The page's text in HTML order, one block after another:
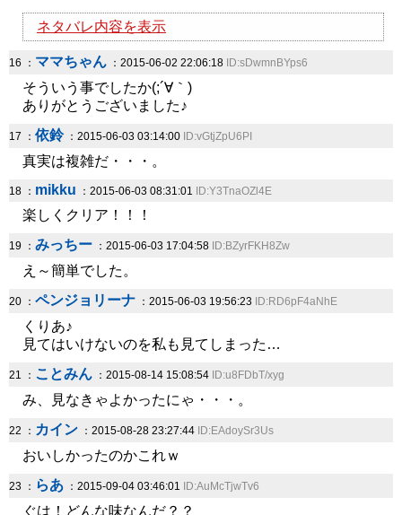
ネタバレ内容を表示
16 ： ママちゃん ：2015-06-02 22:06:18 ID:sDwmnBYps6
そういう事でしたか(;´∀｀)
ありがとうございました♪
17 ： 依鈴：2015-06-03 03:14:00 ID:vGtjZpU6PI
真実は複雑だ・・・。
18 ： mikku ：2015-06-03 08:31:01 ID:Y3TnaOZl4E
楽しくクリア！！！
19 ： みっちー ：2015-06-03 17:04:58 ID:BZyrFKH8Zw
え～簡単でした。
20 ： ペンジョリーナ ：2015-06-03 19:56:23 ID:RD6pF4aNhE
くりあ♪
見てはいけないのを私も見てしまった…
21 ： ことみん ：2015-08-14 15:08:54 ID:u8FDbT/xyg
み、見なきゃよかったにゃ・・・。
22 ： カイン ：2015-08-28 23:27:44 ID:EAdoySr3Us
おいしかったのかこれｗ
23 ： らあ ：2015-09-04 03:46:01 ID:AuMcTjwTv6
ぐは！どんな味なんだ？？